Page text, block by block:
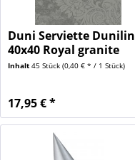
Duni Serviette Dunilin
40x40 Royal granite
grey...
Inhalt45 Stück(0,40 € * / 1 Stück)
17,95 € *